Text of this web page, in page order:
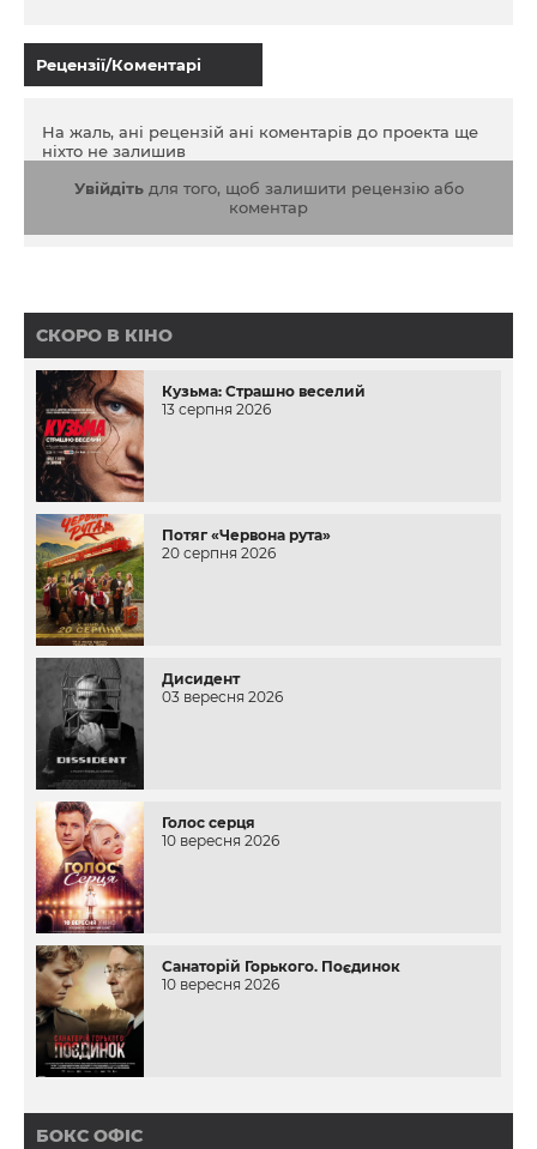
Рецензії/Коментарі
На жаль, ані рецензій ані коментарів до проекта ще
ніхто не залишив
Увійдітьдля того, щоб залишити рецензію або
коментар
СКОРО В КІНО
Кузьма: Страшно веселий
13 серпня 2026
Потяг «Червона рута»
20 серпня 2026
Дисидент
03 вересня 2026
Голос серця
10 вересня 2026
Санаторій Горького. Поєдинок
10 вересня 2026
БОКС ОФІС